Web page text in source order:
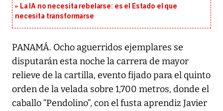
La IA no necesita rebelarse: es el Estado el que
necesita transformarse
PANAMÁ. Ocho aguerridos ejemplares se
disputarán esta noche la carrera de mayor
relieve de la cartilla, evento fijado para el quinto
orden de la velada sobre 1,700 metros, donde el
caballo “Pendolino”, con el fusta aprendiz Javier